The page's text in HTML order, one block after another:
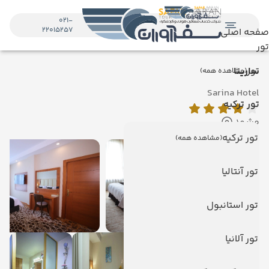
صفحه اصلی
تور
تور(مشاهده همه)
تور ترکیه
تور ترکیه(مشاهده همه)
تور آنتالیا
تور استانبول
تور آلانیا
021-
22015257
سارینا
Sarina Hotel
مشهد